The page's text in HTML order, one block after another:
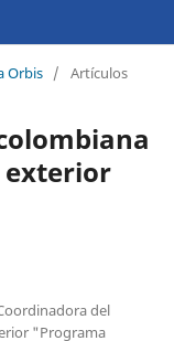
Orbis / Artículos
exterior
del
"Programa